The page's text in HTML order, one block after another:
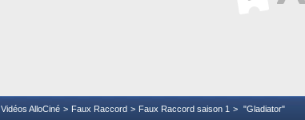
Vidéos AlloCiné Faux Raccord Faux Raccord saison 1 "Gladiator"